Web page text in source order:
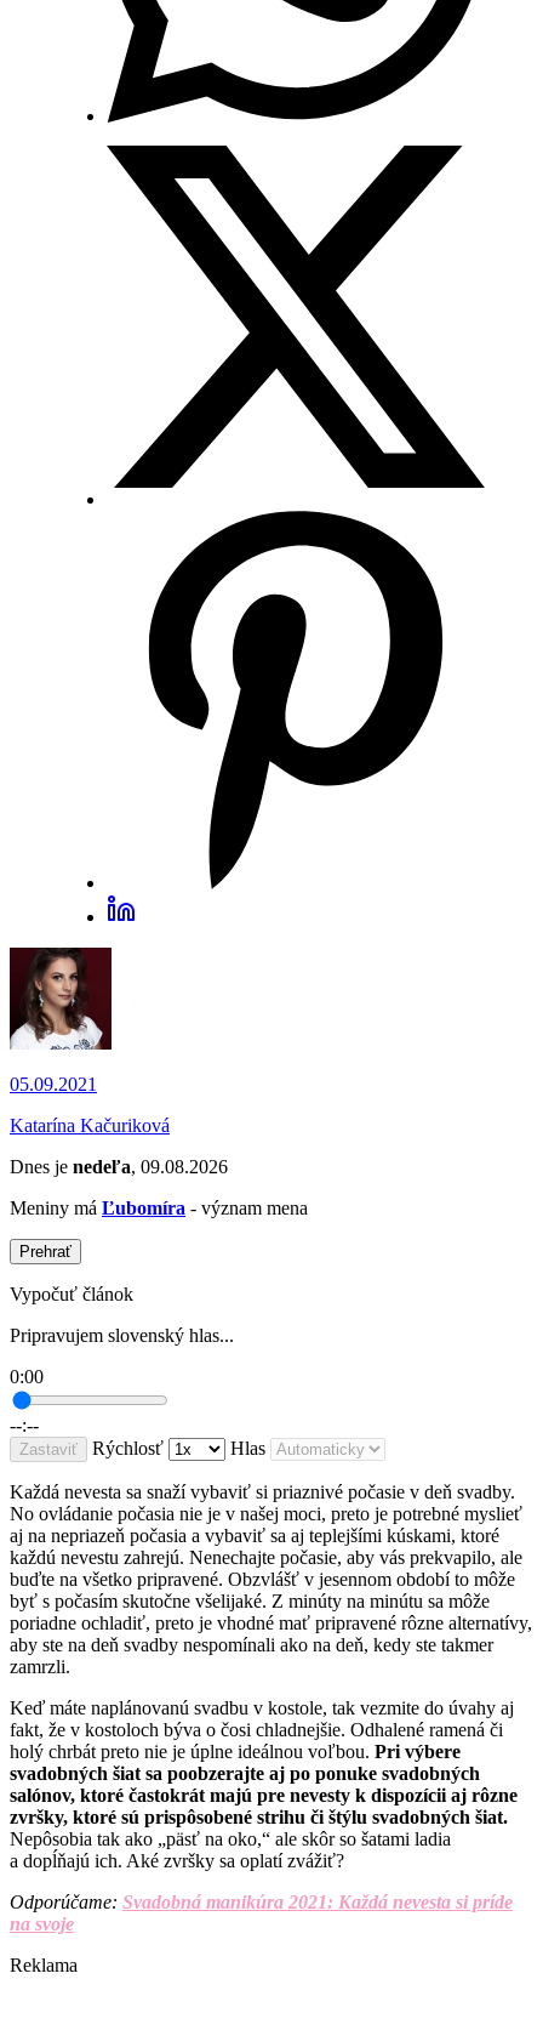
05.09.2021
Katarína Kačuriková
Dnes je nedeľa, 09.08.2026
Meniny má Ľubomíra - význam mena
Prehrať
Vypočuť článok
Pripravujem slovenský hlas...
0:00
--:--
Zastaviť Rýchlosť Hlas
Každá nevesta sa snaží vybaviť si priaznivé počasie v deň svadby.
No ovládanie počasia nie je v našej moci, preto je potrebné myslieť
aj na nepriazeň počasia a vybaviť sa aj teplejšími kúskami, ktoré
každú nevestu zahrejú. Nenechajte počasie, aby vás prekvapilo, ale
buďte na všetko pripravené. Obzvlášť v jesennom období to môže
byť s počasím skutočne všelijaké. Z minúty na minútu sa môže
poriadne ochladiť, preto je vhodné mať pripravené rôzne alternatívy,
aby ste na deň svadby nespomínali ako na deň, kedy ste takmer
zamrzli.
Keď máte naplánovanú svadbu v kostole, tak vezmite do úvahy aj
fakt, že v kostoloch býva o čosi chladnejšie. Odhalené ramená či
holý chrbát preto nie je úplne ideálnou voľbou. Pri výbere
svadobných šiat sa poobzerajte aj po ponuke svadobných
salónov, ktoré častokrát majú pre nevesty k dispozícii aj rôzne
zvršky, ktoré sú prispôsobené strihu či štýlu svadobných šiat.
Nepôsobia tak ako „päsť na oko,“ ale skôr so šatami ladia
a dopĺňajú ich. Aké zvršky sa oplatí zvážiť?
Odporúčame: Svadobná manikúra 2021: Každá nevesta si príde
na svoje
Reklama